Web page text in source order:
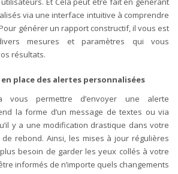
via une interface intuitive à comprendre
générer un rapport constructif, il vous est
mesures et paramètres qui vous
résultats.
place des alertes personnalisées
vous permettre d’envoyer une alerte
la forme d’un message de textes ou via
y a une modification drastique dans votre
rebond. Ainsi, les mises à jour régulières
besoin de garder les yeux collés à votre
informés de n’importe quels changements